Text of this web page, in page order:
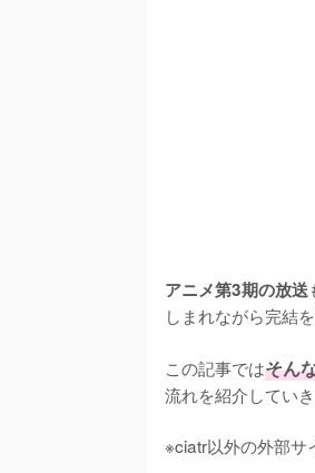
アニメ第3期の放送
しまれながら完結
この記事ではそん
流れを紹介していき
※ciatr以外の外部サ